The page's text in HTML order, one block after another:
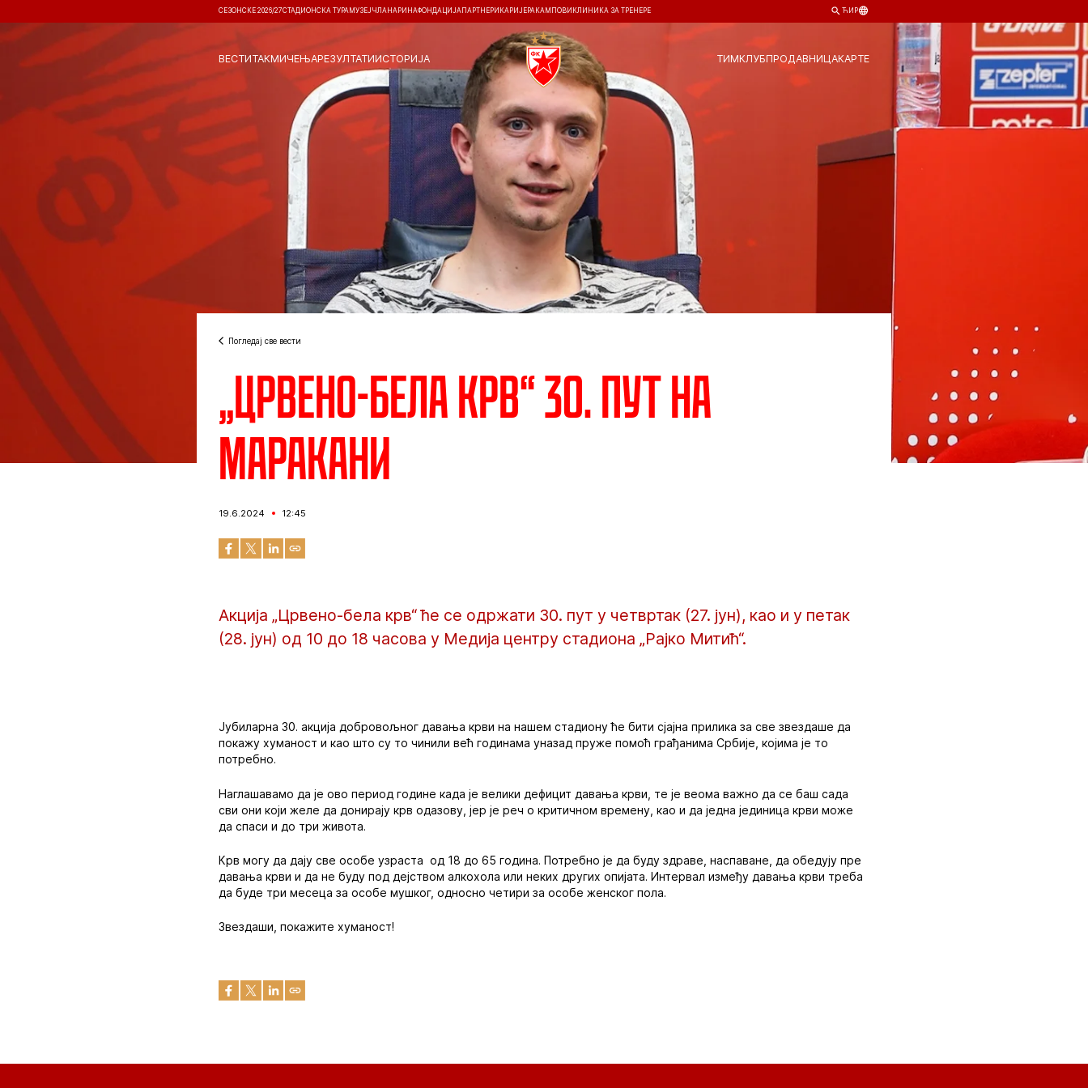
СЕЗОНСКЕ 2026/27СТАДИОНСКА ТУРА МУЗЕЈ ЧЛАНАРИНАФОНДАЦИЈА ПАРТНЕРИ КАРИЈЕРА КАМПОВИ КЛИНИКА ЗА ТРЕНЕРЕ ЋИР
ВЕСТИТАКМИЧЕЊАРЕЗУЛТАТИИСТОРИЈА ТИМКЛУБПРОДАВНИЦАКАРТЕ
Погледај све вести
„Црвено-бела крв“ 30. пут на
Маракани
19.6.2024 12:45
Акција „Црвено-бела крв“ ће се одржати 30. пут у четвртак (27. јун), као и у петак
(28. јун) од 10 до 18 часова у Медија центру стадиона „Рајко Митић“.
Јубиларна 30. акција добровољног давања крви на нашем стадиону ће бити сјајна прилика за све звездаше да
покажу хуманост и као што су то чинили већ годинама уназад пруже помоћ грађанима Србије, којима је то
потребно.
Наглашавамо да је ово период године када је велики дефицит давања крви, те је веома важно да се баш сада
сви они који желе да донирају крв одазову, јер је реч о критичном времену, као и да једна јединица крви може
да спаси и до три живота.
Крв могу да дају све особе узраста од 18 до 65 година. Потребно је да буду здраве, наспаване, да обедују пре
давања крви и да не буду под дејством алкохола или неких других опијата. Интервал између давања крви треба
да буде три месеца за особе мушког, односно четири за особе женског пола.
Звездаши, покажите хуманост!